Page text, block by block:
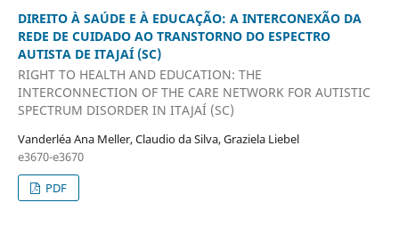
DIREITO À SAÚDE E À EDUCAÇÃO: A INTERCONEXÃO DA
REDE DE CUIDADO AO TRANSTORNO DO ESPECTRO
AUTISTA DE ITAJAÍ (SC)
RIGHT TO HEALTH AND EDUCATION: THE
INTERCONNECTION OF THE CARE NETWORK FOR AUTISTIC
SPECTRUM DISORDER IN ITAJAÍ (SC)
Vanderléa Ana Meller, Claudio da Silva, Graziela Liebel
e3670-e3670
PDF